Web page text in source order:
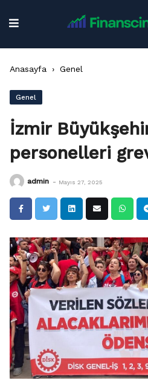
Anasayfa › Genel
Genel
İzmir
personelleri
admin - Mayıs 27, 2025